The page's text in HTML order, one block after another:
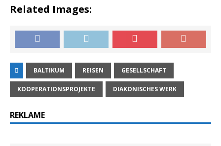
Related Images:
BALTIKUM REISEN GESELLSCHAFT
KOOPERATIONSPROJEKTE DIAKONISCHES WERK
REKLAME